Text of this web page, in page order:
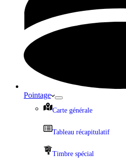
Pointage
Carte générale
Tableau récapitulatif
Timbre spécial